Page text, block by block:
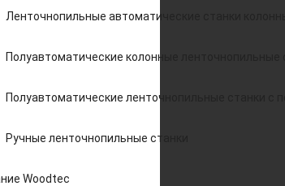
Ленточнопильные автоматические станки
Полуавтоматические колонные ленточнопильные
Полуавтоматические ленточнопильные станки с
Ручные ленточнопильные станки
Woodtec